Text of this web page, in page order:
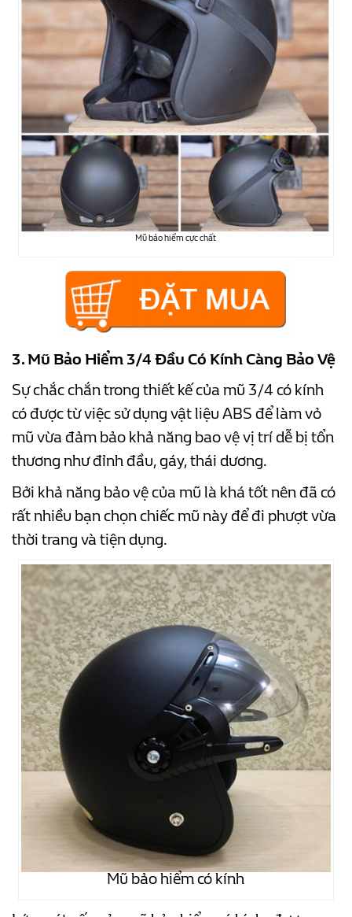
Mũ bảo hiểm cực chất
3. Mũ Bảo Hiểm 3/4 Đầu Có Kính Càng Bảo Vệ
Sự chắc chắn trong thiết kế của mũ 3/4 có kính
có được từ việc sử dụng vật liệu ABS để làm vỏ
mũ vừa đảm bảo khả năng bao vệ vị trí dễ bị tổn
thương như đỉnh đầu, gáy, thái dương.
Bởi khả năng bảo vệ của mũ là khá tốt nên đã có
rất nhiều bạn chọn chiếc mũ này để đi phượt vừa
thời trang và tiện dụng.
Mũ bảo hiểm có kính